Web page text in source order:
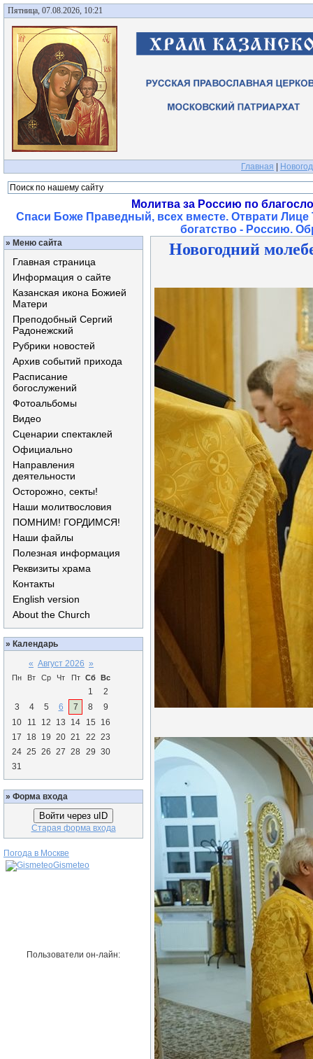
Пятница, 07.08.2026, 10:21
Главная
Молитва за Россию по
Спаси Боже Праведный, всех вместе. Отврати
богатство - Россию.
» Меню сайта
Главная страница
Информация о сайте
Казанская икона Божией
Матери
Преподобный Сергий
Радонежский
Рубрики новостей
Архив событий прихода
Расписание
богослужений
Фотоальбомы
Видео
Сценарии спектаклей
Официально
Направления
деятельности
Осторожно, секты!
Наши молитвословия
ПОМНИМ! ГОРДИМСЯ!
Наши файлы
Полезная информация
Реквизиты храма
Контакты
English version
About the Church
» Календарь
« Август 2026 »
Пн Вт Ср Чт Пт Сб Вс
1
2
3
4 5 6 7 8
9
10
11 12 13 14 15
16
17
18 19 20 21 22 23
24 25 26 27 28 29 30
31
» Форма входа
Войти через uID
Старая форма входа
Погода в Москве
Gismeteo
Пользователи он-лайн:
Новогодний